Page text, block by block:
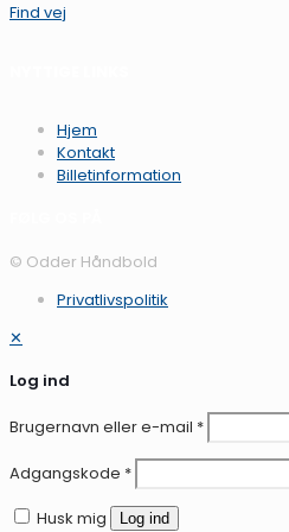
Find vej
Hjem
Kontakt
Billetinformation
© Odder Håndbold
Privatlivspolitik
✕
Log ind
Brugernavn eller e-mail *
Adgangskode *
Husk mig
Log ind